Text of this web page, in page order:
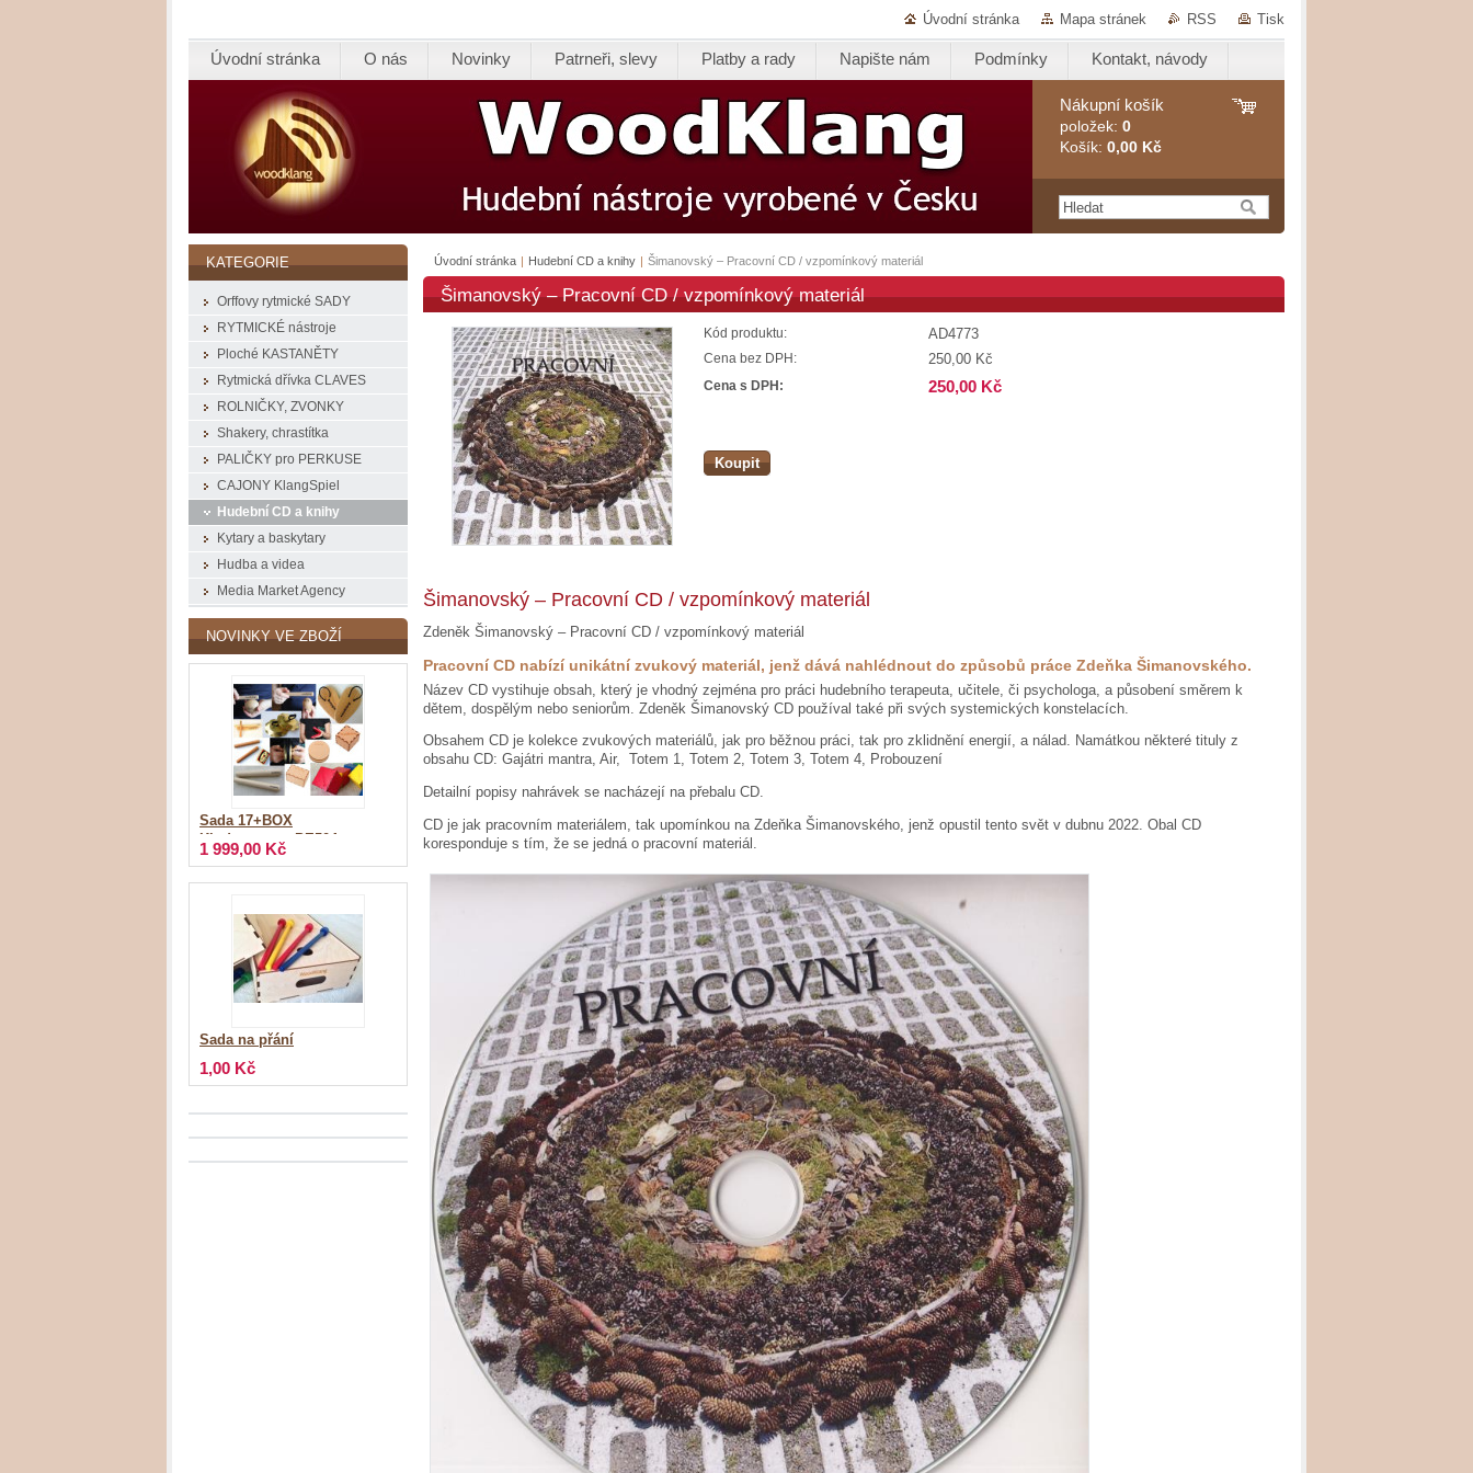
Úvodní stránka Mapa stránek RSS Tisk
Úvodní stránka O nás Novinky Patrneři, slevy Platby a rady Napište nám Podmínky Kontakt, návody
Nákupní košík
položek: 0
Košík: 0,00 Kč
Úvodní stránka | Hudební CD a knihy | Šimanovský – Pracovní CD / vzpomínkový materiál
Šimanovský – Pracovní CD / vzpomínkový materiál
Kód produktu: AD4773
Cena bez DPH: 250,00 Kč
Cena s DPH: 250,00 Kč
Koupit
Šimanovský – Pracovní CD / vzpomínkový materiál
Zdeněk Šimanovský – Pracovní CD / vzpomínkový materiál
Pracovní CD nabízí unikátní zvukový materiál, jenž dává nahlédnout do způsobů práce Zdeňka Šimanovského.
Název CD vystihuje obsah, který je vhodný zejména pro práci hudebního terapeuta, učitele, či psychologa, a působení směrem k
dětem, dospělým nebo seniorům. Zdeněk Šimanovský CD používal také při svých systemických konstelacích.
Obsahem CD je kolekce zvukových materiálů, jak pro běžnou práci, tak pro zklidnění energií, a nálad. Namátkou některé tituly z
obsahu CD: Gajátri mantra, Air, Totem 1, Totem 2, Totem 3, Totem 4, Probouzení
Detailní popisy nahrávek se nacházejí na přebalu CD.
CD je jak pracovním materiálem, tak upomínkou na Zdeňka Šimanovského, jenž opustil tento svět v dubnu 2022. Obal CD
koresponduje s tím, že se jedná o pracovní materiál.
KATEGORIE
Orffovy rytmické SADY
RYTMICKÉ nástroje
Ploché KASTANĚTY
Rytmická dřívka CLAVES
ROLNIČKY, ZVONKY
Shakery, chrastítka
PALIČKY pro PERKUSE
CAJONY KlangSpiel
Hudební CD a knihy
Kytary a baskytary
Hudba a videa
Media Market Agency
NOVINKY VE ZBOŽÍ
Sada 17+BOX
Kindergarten_PE504
1 999,00 Kč
Sada na přání
1,00 Kč